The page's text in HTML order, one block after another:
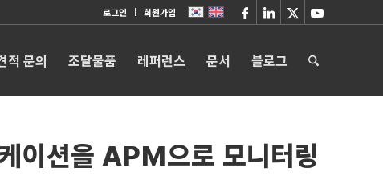
로그인 회원가입
적 문의 조달물품 레퍼런스 문서 블로그
션을 APM으로 모니터링